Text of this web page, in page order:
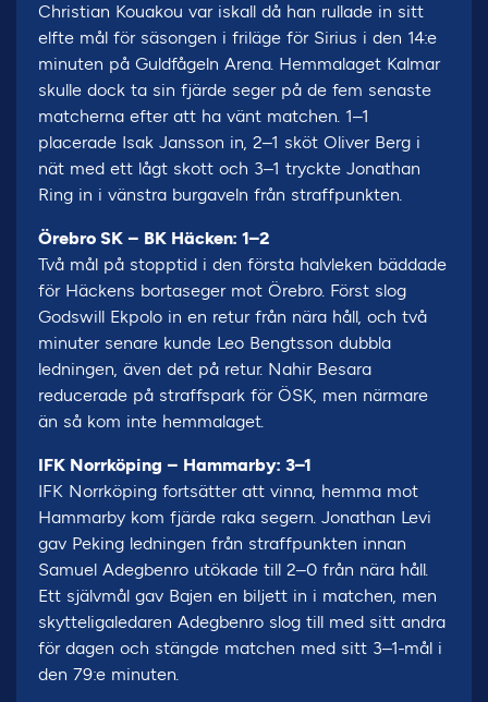
Christian Kouakou var iskall då han rullade in sitt
elfte mål för säsongen i friläge för Sirius i den 14:e
minuten på Guldfågeln Arena. Hemmalaget Kalmar
skulle dock ta sin fjärde seger på de fem senaste
matcherna efter att ha vänt matchen. 1–1
placerade Isak Jansson in, 2–1 sköt Oliver Berg i
nät med ett lågt skott och 3–1 tryckte Jonathan
Ring in i vänstra burgaveln från straffpunkten.
Örebro SK – BK Häcken: 1–2
Två mål på stopptid i den första halvleken bäddade
för Häckens bortaseger mot Örebro. Först slog
Godswill Ekpolo in en retur från nära håll, och två
minuter senare kunde Leo Bengtsson dubbla
ledningen, även det på retur. Nahir Besara
reducerade på straffspark för ÖSK, men närmare
än så kom inte hemmalaget.
IFK Norrköping – Hammarby: 3–1
IFK Norrköping fortsätter att vinna, hemma mot
Hammarby kom fjärde raka segern. Jonathan Levi
gav Peking ledningen från straffpunkten innan
Samuel Adegbenro utökade till 2–0 från nära håll.
Ett självmål gav Bajen en biljett in i matchen, men
skytteligaledaren Adegbenro slog till med sitt andra
för dagen och stängde matchen med sitt 3–1-mål i
den 79:e minuten.